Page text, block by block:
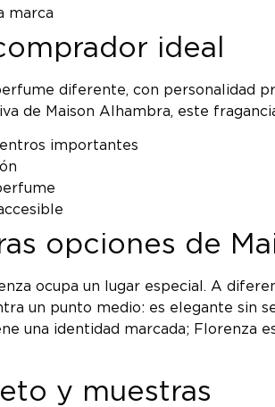
marca
ideal
diferente, con personalidad
de Maison Alhambra, este
importantes
opciones de
ocupa un lugar especial. A
un punto medio: es elegante sin
una identidad marcada; Florenza
y muestras